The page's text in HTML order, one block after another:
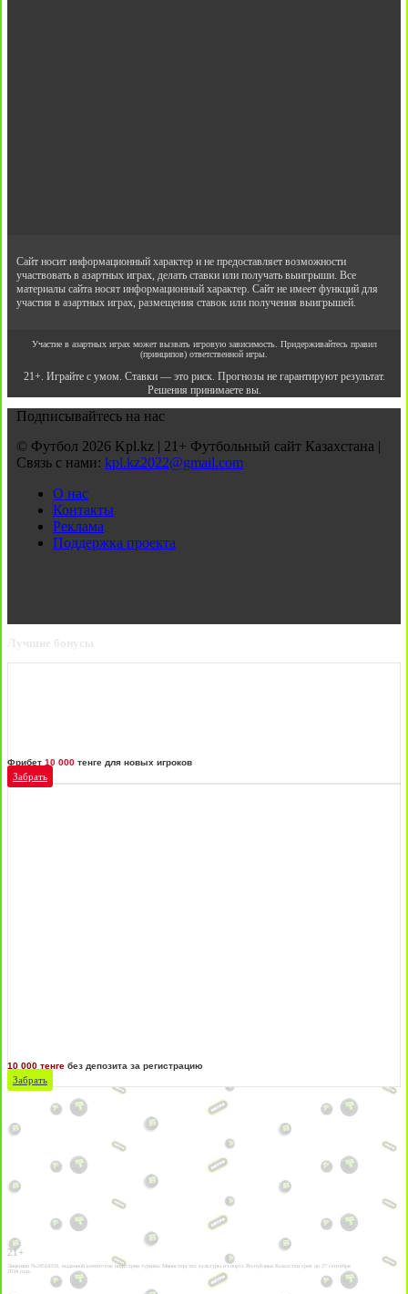
Сайт носит информационный характер и не предоставляет возможности
участвовать в азартных играх, делать ставки или получать выигрыши. Все
материалы сайта носят информационный характер. Сайт не имеет функций для
участия в азартных играх, размещения ставок или получения выигрышей.
Участие в азартных играх может вызвать игровую зависимость. Придерживайтесь правил
(принципов) ответственной игры.
21+. Играйте с умом. Ставки — это риск. Прогнозы не гарантируют результат.
Решения принимаете вы.
Подписывайтесь на нас
© Футбол 2026 Kpl.kz | 21+ Футбольный сайт Казахстана |
Связь с нами: kpl.kz2022@gmail.com
О нас
Контакты
Реклама
Поддержка проекта
Лучшие бонусы
Фрибет 10 000 тенге для новых игроков
Забрать
10 000 тенге без депозита за регистрацию
Забрать
21+
Лицензии №24514359, выданной комитетом индустрии туризма Министерства культуры и спорта Республики Казахстан срок до 27 сентября
2034 года.